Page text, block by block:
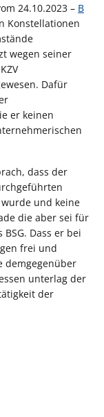
24.10.2023 – B
Konstellationen
wegen seiner
Dafür
er keinen
dass der
und keine
die aber sei für
Dass er bei
frei und
demgegenüber
unterlag der
der